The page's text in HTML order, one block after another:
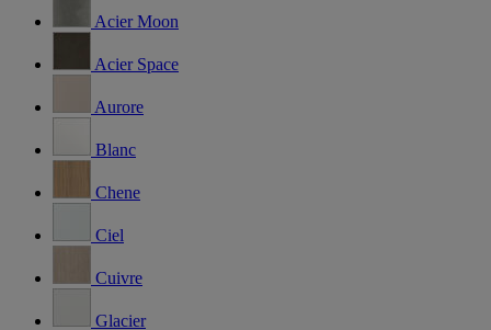
Acier Moon
Acier Space
Aurore
Blanc
Chene
Ciel
Cuivre
Glacier